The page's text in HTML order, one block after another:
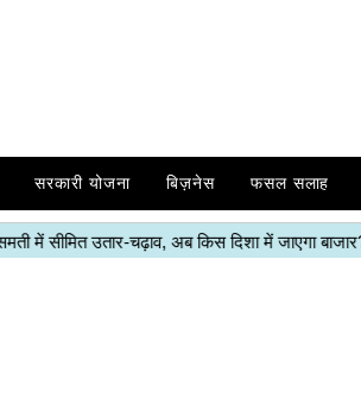
सरकारी योजना बिज़नेस फसल सलाह